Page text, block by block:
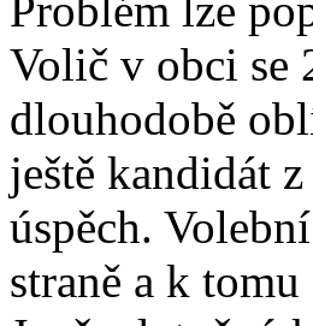
Problém lze
Volič v obci se
dlouhodobě
ještě kandidát
úspěch.
straně a k